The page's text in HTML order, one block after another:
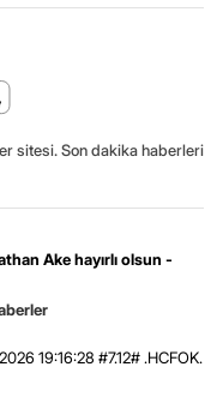
sitesi. Son dakika haberleri
Ake hayırlı olsun -
19:16:28 #7.12# .HCFOK.